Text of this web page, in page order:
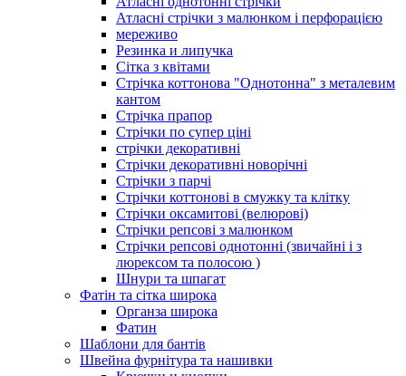
Атласні стрічки з малюнком і перфорацією
мереживо
Резинка и липучка
Сітка з квітами
Стрічка коттонова "Однотонна" з металевим
кантом
Стрічка прапор
Стрічки по супер ціні
стрічки декоративні
Стрічки декоративні новорічні
Стрічки з парчі
Стрічки коттонові в смужку та клітку
Стрічки оксамитові (велюрові)
Стрічки репсові з малюнком
Стрічки репсові однотонні (звичайні і з
люрексом та полосою )
Шнури та шпагат
Фатін та сітка широка
Органза широка
Фатин
Шаблони для бантів
Швейна фурнітура та нашивки